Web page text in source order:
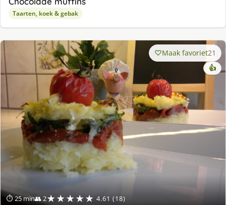
Taarten, koek & gebak
⏱ 25 min👥 2★★★★★ 4.61 (18)
Maak favoriet21
👍